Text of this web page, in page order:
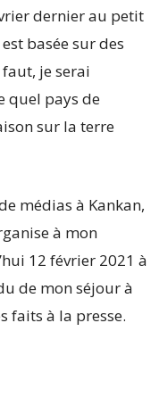
dernier au petit
basée sur des
je serai
quel pays de
sur la terre
médias à Kankan,
à mon
12 février 2021 à
de mon séjour à
faits à la presse.